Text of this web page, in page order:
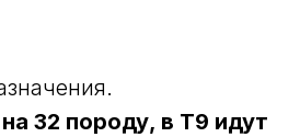
32 породу, в Т9 идут